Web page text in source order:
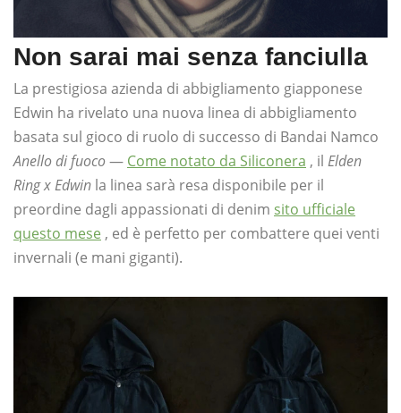
Non sarai mai senza fanciulla
La prestigiosa azienda di abbigliamento giapponese
Edwin ha rivelato una nuova linea di abbigliamento
basata sul gioco di ruolo di successo di Bandai Namco
Anello di fuoco— Come notato da Siliconera , il Elden
Ring x Edwin la linea sarà resa disponibile per il
preordine dagli appassionati di denim sito ufficiale
questo mese , ed è perfetto per combattere quei venti
invernali (e mani giganti).